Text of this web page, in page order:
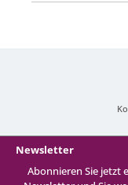
Newsletter
Abonnieren Sie jetzt